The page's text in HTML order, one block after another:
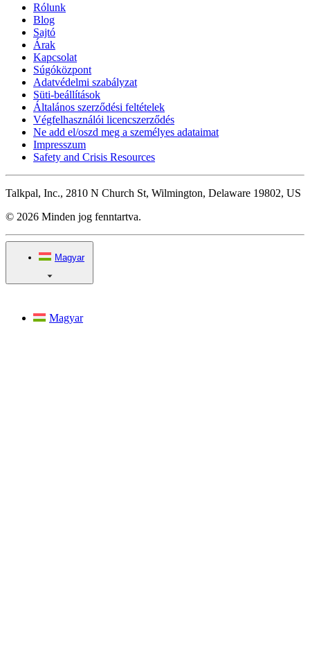
Rólunk
Blog
Sajtó
Árak
Kapcsolat
Súgóközpont
Adatvédelmi szabályzat
Süti-beállítások
Általános szerződési feltételek
Végfelhasználói licencszerződés
Ne add el/oszd meg a személyes adataimat
Impresszum
Safety and Crisis Resources
Talkpal, Inc., 2810 N Church St, Wilmington, Delaware 19802, US
© 2026 Minden jog fenntartva.
Magyar
Magyar